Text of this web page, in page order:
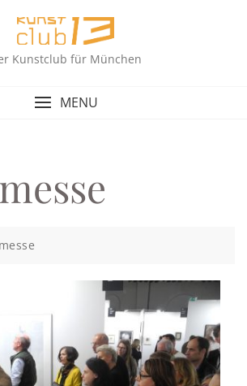
Kunstclub für München
MENU